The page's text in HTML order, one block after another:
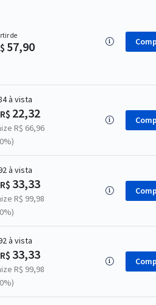
de
57,90
à vista
R$ 22,32
R$ 66,96
à vista
R$ 33,33
R$ 99,98
à vista
R$ 33,33
R$ 99,98